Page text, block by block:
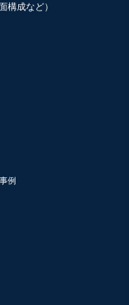
構成など）
例